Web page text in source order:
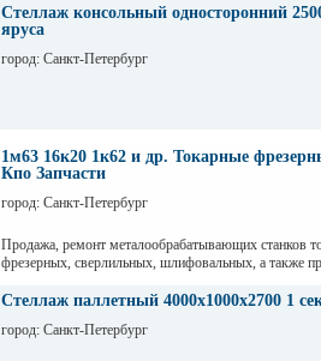
Стеллаж консольный односторонний
яруса
город: Санкт-Петербург
1м63 16к20 1к62 и др. Токарные
Кпо Запчасти
город: Санкт-Петербург
Продажа, ремонт металообрабатывающих станков
фрезерных, сверлильных, шлифовальных, а также
оборудования. Торг. Выбор. Пусконаладка. Санкт-
Стеллаж паллетный 4000х1000х2700 1
город: Санкт-Петербург